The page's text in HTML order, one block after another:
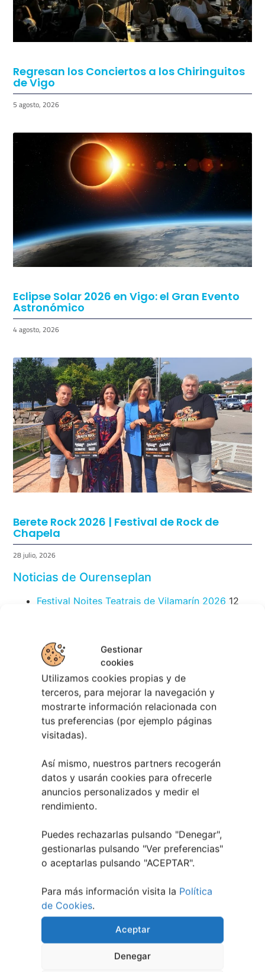
Gestionar
cookies
Utilizamos cookies propias y de
terceros, para mejorar la navegación y
mostrarte información relacionada con
tus preferencias (por ejemplo páginas
visitadas).
Así mismo, nuestros partners recogerán
datos y usarán cookies para ofrecerle
anuncios personalizados y medir el
rendimiento.
Puedes rechazarlas pulsando "Denegar",
gestionarlas pulsando "Ver preferencias"
o aceptarlas pulsando "ACEPTAR".
Para más información visita la Política
de Cookies.
Aceptar
Denegar
TAMBIÉN PODRÍA GUSTARTE:
Regresan los Conciertos a los Chiringuitos
5 agosto, 2026
Eclipse Solar 2026 en Vigo: el Gran Evento
Astronómico
4 agosto, 2026
Chapela
28 julio, 2026
Noticias de Ourenseplan
Festival Noites Teatrais de Vilamarín 2026
julio, 2026
Verano Cultural de Seixalbo 2026
A bailar! | Espectáculo en Baños de Molga
mayo, 2026
Noticias de Pontevedraplan
agosto, 2026
El XXXII Festival Internacional de Jazz e Blues
de Pontevedra reunirá a grandes músicos del 3
Vilaboa | Verano Cultural 2026 2 julio, 2026